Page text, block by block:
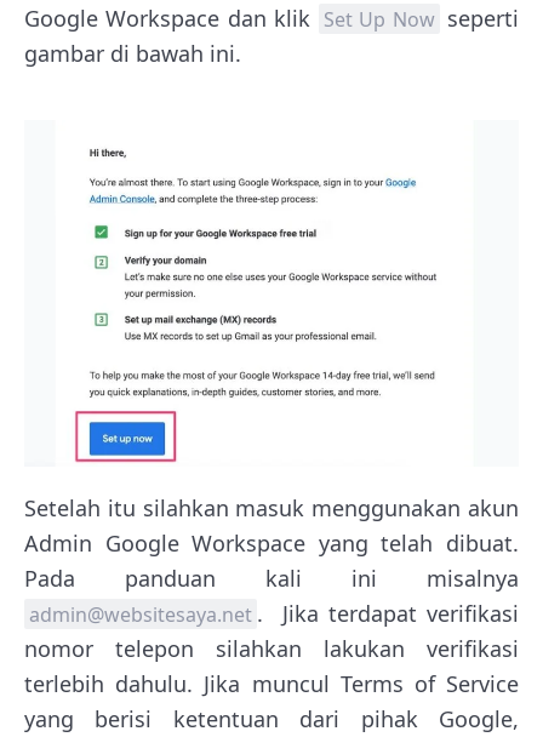
Google Workspace dan klik Set Up Now seperti
gambar di bawah ini.
Setelah itu silahkan masuk menggunakan akun
Admin Google Workspace yang telah dibuat.
Pada panduan kali ini misalnya
admin@websitesaya.net . Jika terdapat verifikasi
nomor telepon silahkan lakukan verifikasi
terlebih dahulu. Jika muncul Terms of Service
yang berisi ketentuan dari pihak Google,